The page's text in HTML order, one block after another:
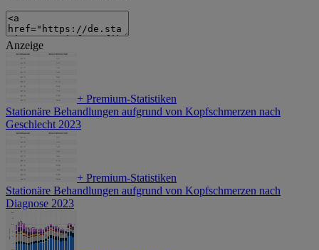
Anzeige
+ Premium-Statistiken
Stationäre Behandlungen aufgrund von Kopfschmerzen nach
Geschlecht 2023
+ Premium-Statistiken
Stationäre Behandlungen aufgrund von Kopfschmerzen nach
Diagnose 2023